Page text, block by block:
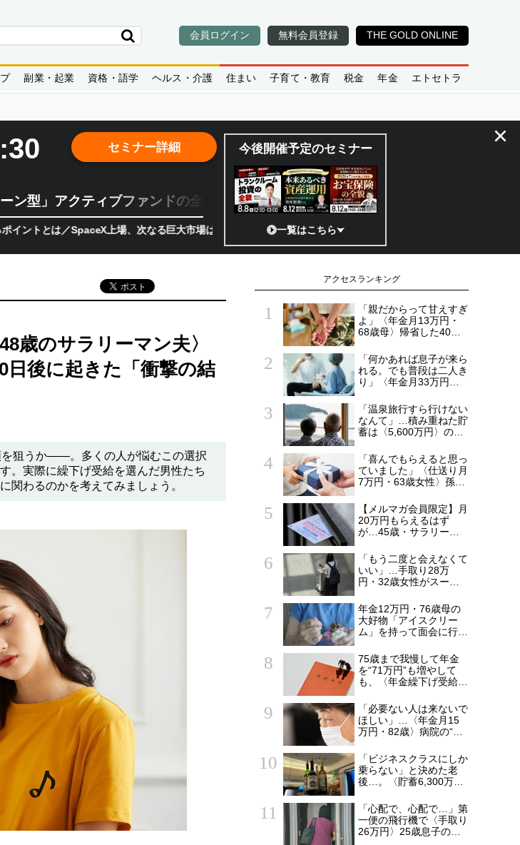
会員ログイン 無料会員登録 THE GOLD ONLINE
副業・起業 資格・語学 ヘルス・介護 住まい 子育て・教育 税金 年金 エトセトラ
型」アクティブファンドの全貌
／SpaceX上場、次なる巨大市場は「宇宙!?」 日本の宇宙ベンチャーのココがスゴイ！／補助金から実需へ、知ら
セミナー詳細 今後開催予定のセミナー
一覧はこちら
×
歳のサラリーマン夫〉
日後に起きた「衝撃の結
を狙うか――。多くの人が悩むこの選択
。実際に繰下げ受給を選んだ男性たち
関わるのかを考えてみましょう。
アクセスランキング
「親だからって甘えすぎ
よ」〈年金月13万円・
68歳母〉帰省した40歳
には泊めない」
「何かあれば息子が来ら
れる。でも普段は二人き
り」〈年金月33万円・
婦、戸建てを手放して選
んだ“ちょうどいい距離”
「温泉旅行すら行けない
なんて」…積み重ねた貯
蓄は〈5,600万円〉の68
を貯めたはずが「馬鹿だ
った」肩を落とす理由
「喜んでもらえると思っ
ていました」〈仕送り月
7万円・63歳女性〉孫へ
で崩れた親子関係
【メルマガ会員限定】月
20万円もらえるはず
が…45歳・サラリーマ
抱いた違和感。「年金ル
ール」知らずにそのまま
20年…65歳で受け取る
ことになる年金額に唖然
「もう二度と会えなくて
いい」…手取り28万
円・32歳女性がスーツ
出した日。きっかけは
66歳母の「背筋の凍る
一言」
年金12万円・76歳母の
大好物「アイスクリー
ム」を持って面会に行っ
からの家路、モヤモヤが
収まらなかったワケ
75歳まで我慢して年金
を“71万円”も増やして
も、〈年金繰下げ受給〉
偶者が年下の人」「定年
後も働く人」「特別な年
金を受け取れる人」
【CFPが解説】
「必要ない人は来ないで
ほしい」…〈年金月15
万円・82歳〉病院の“常
られた20代会社員の本
音。それでも通い続ける
理由
「ビジネスクラスにしか
乗らない」と決めた老
後…。〈貯蓄6,300万
国後に募った後悔
「心配で、心配で…」第
一便の飛行機で〈手取り
26万円〉25歳息子のア